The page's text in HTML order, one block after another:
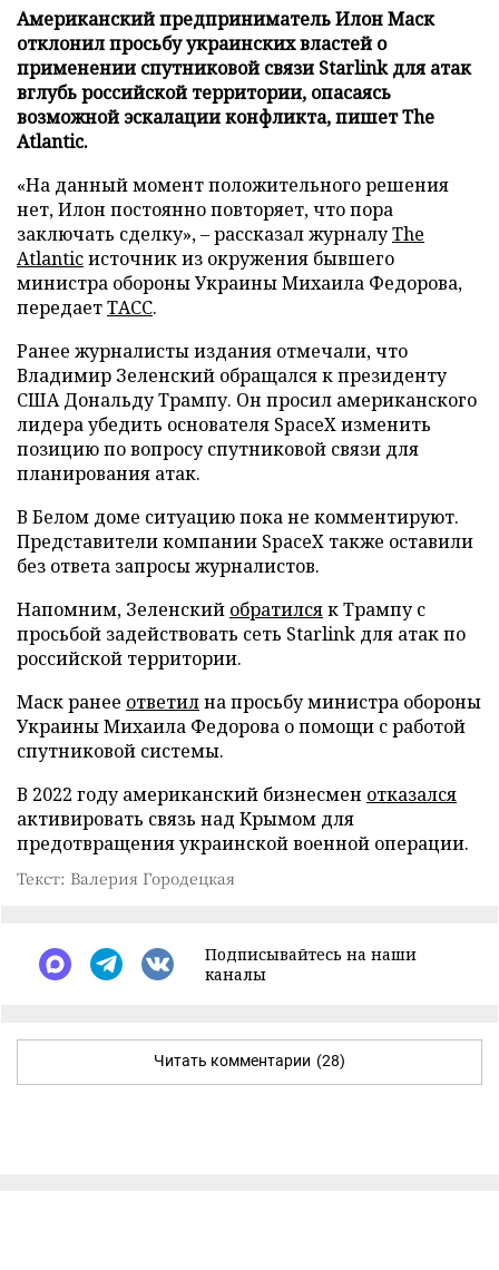
Американский предприниматель Илон Маск
отклонил просьбу украинских властей о
применении спутниковой связи Starlink для атак
вглубь российской территории, опасаясь
возможной эскалации конфликта, пишет The
Atlantic.
«На данный момент положительного решения
нет, Илон постоянно повторяет, что пора
заключать сделку», – рассказал журналуThe
Atlanticисточник из окружения бывшего
министра обороны Украины Михаила Федорова,
передаетТАСС.
Ранее журналисты издания отмечали, что
Владимир Зеленский обращался к президенту
США Дональду Трампу. Он просил американского
лидера убедить основателя SpaceX изменить
позицию по вопросу спутниковой связи для
планирования атак.
В Белом доме ситуацию пока не комментируют.
Представители компании SpaceX также оставили
без ответа запросы журналистов.
Напомним, Зеленский обратилсяк Трампу с
просьбой задействовать сеть Starlink для атак по
российской территории.
Маск ранее ответилна просьбу министра обороны
Украины Михаила Федорова о помощи с работой
спутниковой системы.
В 2022 году американский бизнесмен отказался
активировать связь над Крымом для
предотвращения украинской военной операции.
Текст: Валерия Городецкая
Подписывайтесь на наши
каналы
Читать комментарии (28)